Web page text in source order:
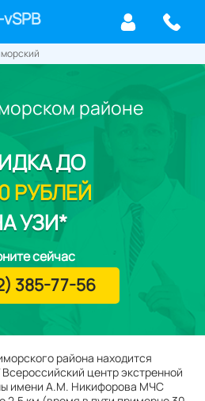
районе
района находится
центр экстренной
имени А.М. Никифорова МЧС
ДО
РУБЛЕЙ
УЗИ*
сейчас
385-77-56